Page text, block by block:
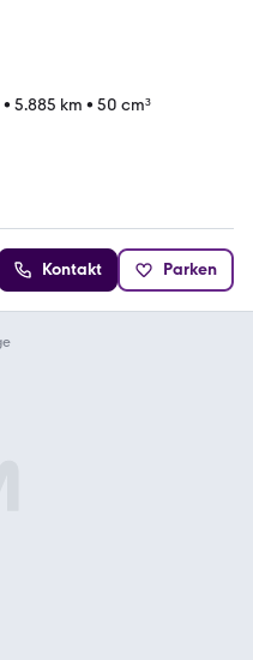
• 5.885 km • 50 cm³
Kontakt Parken